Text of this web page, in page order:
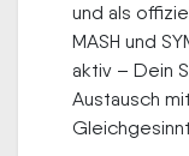
und als
MASH und
aktiv – Dein
Austausch